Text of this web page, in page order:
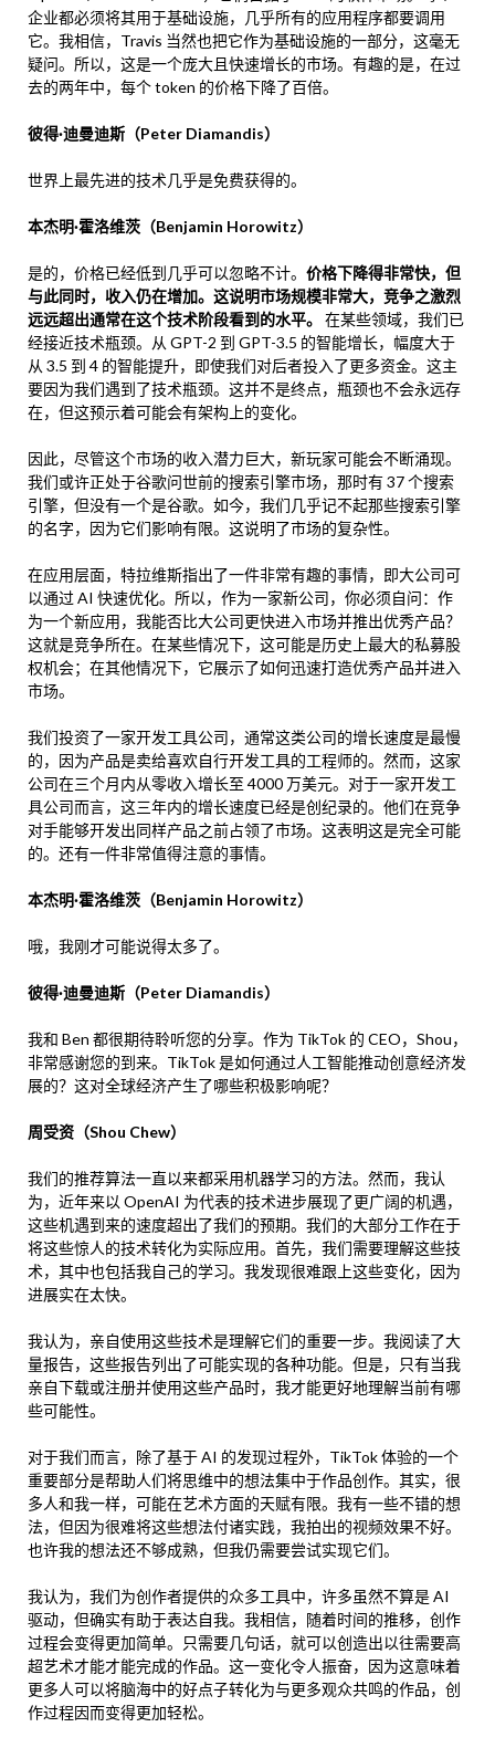
企业都必须将其用于基础设施，几乎所有的应用程序都要调用
它。我相信，Travis 当然也把它作为基础设施的一部分，这毫无
疑问。所以，这是一个庞大且快速增长的市场。有趣的是，在过
去的两年中，每个 token 的价格下降了百倍。
彼得·迪曼迪斯（Peter Diamandis）
世界上最先进的技术几乎是免费获得的。
本杰明·霍洛维茨（Benjamin Horowitz）
是的，价格已经低到几乎可以忽略不计。 价格下降得非常快，但
与此同时，收入仍在增加。这说明市场规模非常大，竞争之激烈
远远超出通常在这个技术阶段看到的水平。
在某些领域，我们已
经接近技术瓶颈。从 GPT-2 到 GPT-3.5 的智能增长，幅度大于
从 3.5 到 4 的智能提升，即使我们对后者投入了更多资金。这主
要因为我们遇到了技术瓶颈。这并不是终点，瓶颈也不会永远存
在，但这预示着可能会有架构上的变化。
因此，尽管这个市场的收入潜力巨大，新玩家可能会不断涌现。
我们或许正处于谷歌问世前的搜索引擎市场，那时有 37 个搜索
引擎，但没有一个是谷歌。如今，我们几乎记不起那些搜索引擎
的名字，因为它们影响有限。这说明了市场的复杂性。
在应用层面，特拉维斯指出了一件非常有趣的事情，即大公司可
以通过 AI 快速优化。所以，作为一家新公司，你必须自问：作
为一个新应用，我能否比大公司更快进入市场并推出优秀产品？
这就是竞争所在。在某些情况下，这可能是历史上最大的私募股
权机会；在其他情况下，它展示了如何迅速打造优秀产品并进入
市场。
我们投资了一家开发工具公司，通常这类公司的增长速度是最慢
的，因为产品是卖给喜欢自行开发工具的工程师的。然而，这家
公司在三个月内从零收入增长至 4000 万美元。对于一家开发工
具公司而言，这三年内的增长速度已经是创纪录的。他们在竞争
对手能够开发出同样产品之前占领了市场。这表明这是完全可能
的。还有一件非常值得注意的事情。
本杰明·霍洛维茨（Benjamin Horowitz）
哦，我刚才可能说得太多了。
彼得·迪曼迪斯（Peter Diamandis）
我和 Ben 都很期待聆听您的分享。作为 TikTok 的 CEO，Shou，
非常感谢您的到来。TikTok 是如何通过人工智能推动创意经济发
展的？这对全球经济产生了哪些积极影响呢？
周受资（Shou Chew）
我们的推荐算法一直以来都采用机器学习的方法。然而，我认
为，近年来以 OpenAI 为代表的技术进步展现了更广阔的机遇，
这些机遇到来的速度超出了我们的预期。我们的大部分工作在于
将这些惊人的技术转化为实际应用。首先，我们需要理解这些技
术，其中也包括我自己的学习。我发现很难跟上这些变化，因为
进展实在太快。
我认为，亲自使用这些技术是理解它们的重要一步。我阅读了大
量报告，这些报告列出了可能实现的各种功能。但是，只有当我
亲自下载或注册并使用这些产品时，我才能更好地理解当前有哪
些可能性。
对于我们而言，除了基于 AI 的发现过程外，TikTok 体验的一个
重要部分是帮助人们将思维中的想法集中于作品创作。其实，很
多人和我一样，可能在艺术方面的天赋有限。我有一些不错的想
法，但因为很难将这些想法付诸实践，我拍出的视频效果不好。
也许我的想法还不够成熟，但我仍需要尝试实现它们。
我认为，我们为创作者提供的众多工具中，许多虽然不算是 AI
驱动，但确实有助于表达自我。我相信，随着时间的推移，创作
过程会变得更加简单。只需要几句话，就可以创造出以往需要高
超艺术才能才能完成的作品。这一变化令人振奋，因为这意味着
更多人可以将脑海中的好点子转化为与更多观众共鸣的作品，创
作过程因而变得更加轻松。